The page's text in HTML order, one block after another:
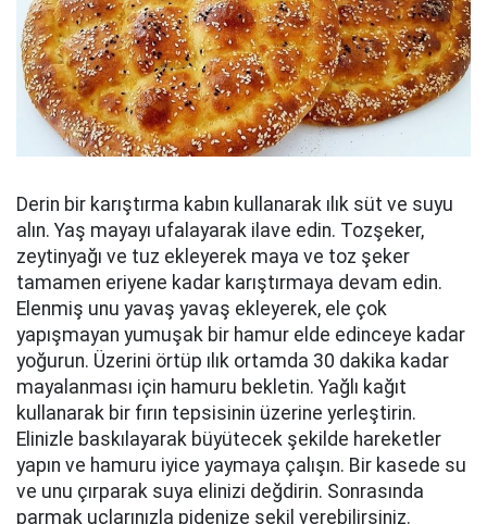
Derin bir karıştırma kabın kullanarak ılık süt ve suyu
alın. Yaş mayayı ufalayarak ilave edin. Tozşeker,
zeytinyağı ve tuz ekleyerek maya ve toz şeker
tamamen eriyene kadar karıştırmaya devam edin.
Elenmiş unu yavaş yavaş ekleyerek, ele çok
yapışmayan yumuşak bir hamur elde edinceye kadar
yoğurun. Üzerini örtüp ılık ortamda 30 dakika kadar
mayalanması için hamuru bekletin. Yağlı kağıt
kullanarak bir fırın tepsisinin üzerine yerleştirin.
Elinizle baskılayarak büyütecek şekilde hareketler
yapın ve hamuru iyice yaymaya çalışın. Bir kasede su
ve unu çırparak suya elinizi değdirin. Sonrasında
parmak uçlarınızla pidenize şekil verebilirsiniz.